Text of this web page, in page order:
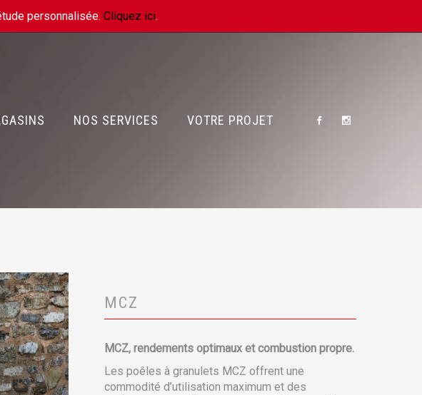
personnalisée. Cliquez ici.
NOS SERVICES VOTRE PROJET
MCZ
MCZ, rendements optimaux et combustion propre.
Les poêles à granulets MCZ offrent une
commodité d’utilisation maximum et des